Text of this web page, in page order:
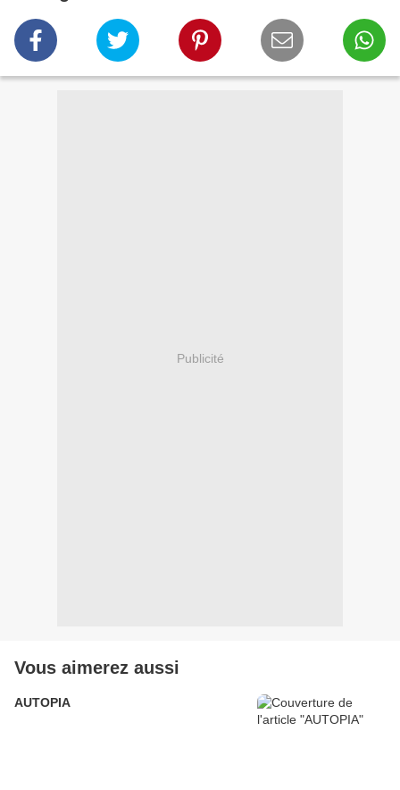
Publicité
Vous aimerez aussi
AUTOPIA